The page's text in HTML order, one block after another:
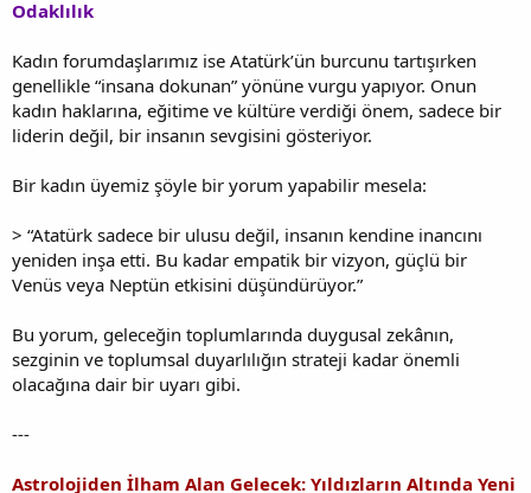
Odaklılık
Kadın forumdaşlarımız ise Atatürk’ün burcunu tartışırken
genellikle “insana dokunan” yönüne vurgu yapıyor. Onun
kadın haklarına, eğitime ve kültüre verdiği önem, sadece bir
liderin değil, bir insanın sevgisini gösteriyor.
Bir kadın üyemiz şöyle bir yorum yapabilir mesela:
> “Atatürk sadece bir ulusu değil, insanın kendine inancını
yeniden inşa etti. Bu kadar empatik bir vizyon, güçlü bir
Venüs veya Neptün etkisini düşündürüyor.”
Bu yorum, geleceğin toplumlarında duygusal zekânın,
sezginin ve toplumsal duyarlılığın strateji kadar önemli
olacağına dair bir uyarı gibi.
---
Astrolojiden İlham Alan Gelecek: Yıldızların Altında Yeni